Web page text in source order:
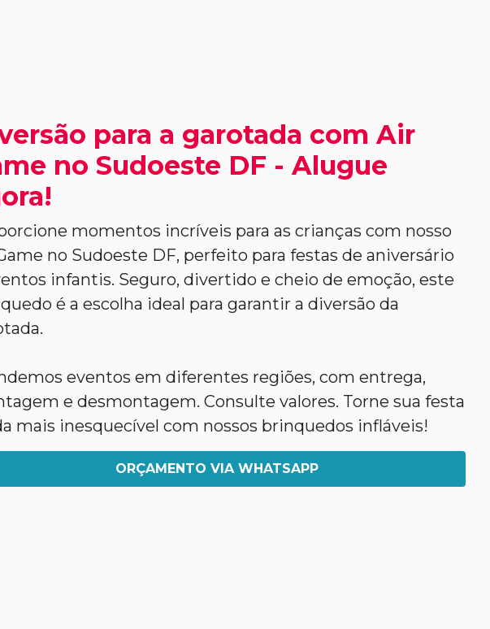
para a garotada com Air
no Sudoeste DF - Alugue
momentos incríveis para as crianças com nosso
no Sudoeste DF, perfeito para festas de aniversário
infantis. Seguro, divertido e cheio de emoção, este
é a escolha ideal para garantir a diversão da
eventos em diferentes regiões, com entrega,
e desmontagem. Consulte valores. Torne sua festa
mais inesquecível com nossos brinquedos infláveis!
ORÇAMENTO VIA WHATSAPP